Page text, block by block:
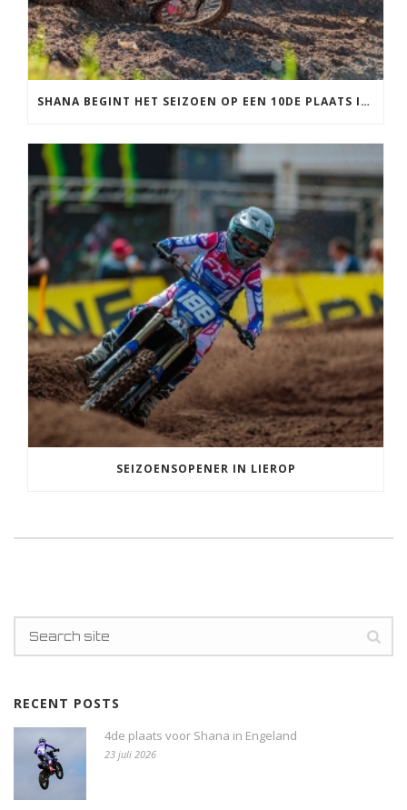
SHANA BEGINT HET SEIZOEN OP EEN 10DE PLAATS IN FRANKRIJK
SEIZOENSOPENER IN LIEROP
RECENT POSTS
4de plaats voor Shana in Engeland
23 juli 2026